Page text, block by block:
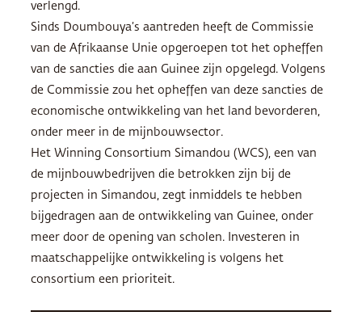
verlengd.
Sinds Doumbouya’s aantreden heeft de Commissie
van de Afrikaanse Unie opgeroepen tot het opheffen
van de sancties die aan Guinee zijn opgelegd. Volgens
de Commissie zou het opheffen van deze sancties de
economische ontwikkeling van het land bevorderen,
onder meer in de mijnbouwsector.
Het Winning Consortium Simandou (WCS), een van
de mijnbouwbedrijven die betrokken zijn bij de
projecten in Simandou, zegt inmiddels te hebben
bijgedragen aan de ontwikkeling van Guinee, onder
meer door de opening van scholen. Investeren in
maatschappelijke ontwikkeling is volgens het
consortium een prioriteit.